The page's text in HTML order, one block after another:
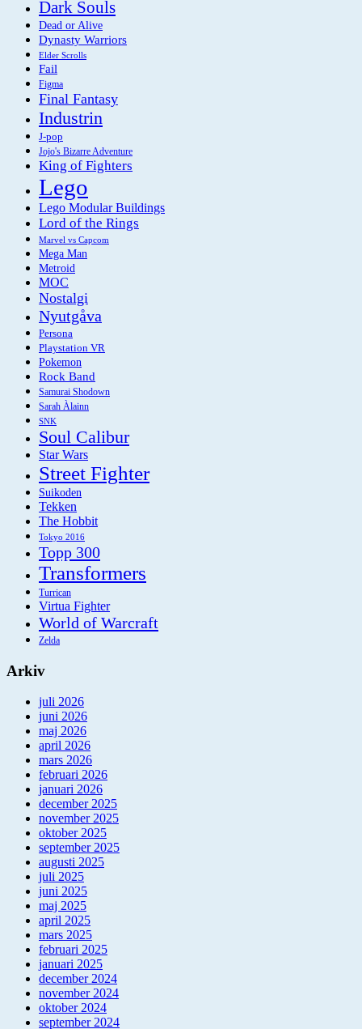
Dark Souls
Dead or Alive
Dynasty Warriors
Elder Scrolls
Fail
Figma
Final Fantasy
Industrin
J-pop
Jojo's Bizarre Adventure
King of Fighters
Lego
Lego Modular Buildings
Lord of the Rings
Marvel vs Capcom
Mega Man
Metroid
MOC
Nostalgi
Nyutgåva
Persona
Playstation VR
Pokemon
Rock Band
Samurai Shodown
Sarah Àlainn
SNK
Soul Calibur
Star Wars
Street Fighter
Suikoden
Tekken
The Hobbit
Tokyo 2016
Topp 300
Transformers
Turrican
Virtua Fighter
World of Warcraft
Zelda
Arkiv
juli 2026
juni 2026
maj 2026
april 2026
mars 2026
februari 2026
januari 2026
december 2025
november 2025
oktober 2025
september 2025
augusti 2025
juli 2025
juni 2025
maj 2025
april 2025
mars 2025
februari 2025
januari 2025
december 2024
november 2024
oktober 2024
september 2024